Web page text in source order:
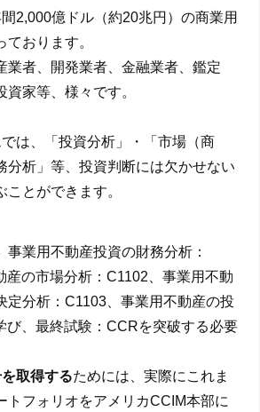
2,000億ドル（約20兆円）の商業用
おります。
業者、開発業者、金融業者、鑑定
家等、様々です。
は、「投資分析」・「市場（商
分析」等、投資判断には欠かせない
とができます。
事業用不動産投資の財務分析：
産の市場分析：C1102、事業用不動
定分析：C1103、事業用不動産の投
び、最終試験：CCRを突破する必要
取得するためには、実際にこれま
トフォリオをアメリカCCIM本部に